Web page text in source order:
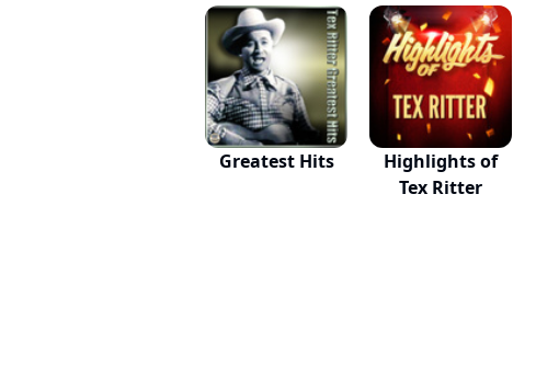
Greatest Hits
Highlights of
Tex Ritter